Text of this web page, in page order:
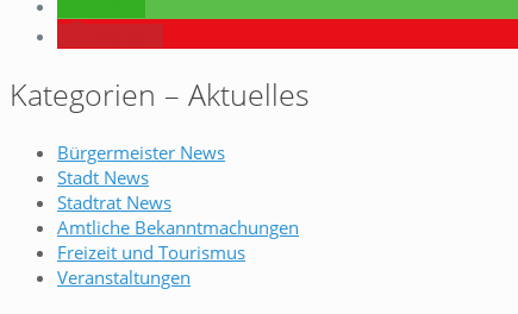
Kategorien – Aktuelles
Bürgermeister News
Stadt News
Stadtrat News
Amtliche Bekanntmachungen
Freizeit und Tourismus
Veranstaltungen